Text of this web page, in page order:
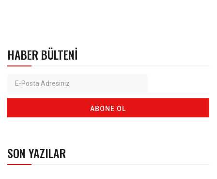
HABER BÜLTENI
SON YAZILAR